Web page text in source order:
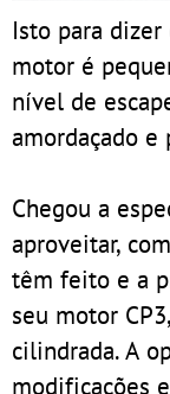
Isto para
motor é
nível de
amordaçado
Chegou a
aproveitar,
têm feito e a
seu motor
cilindrada. A
modificações